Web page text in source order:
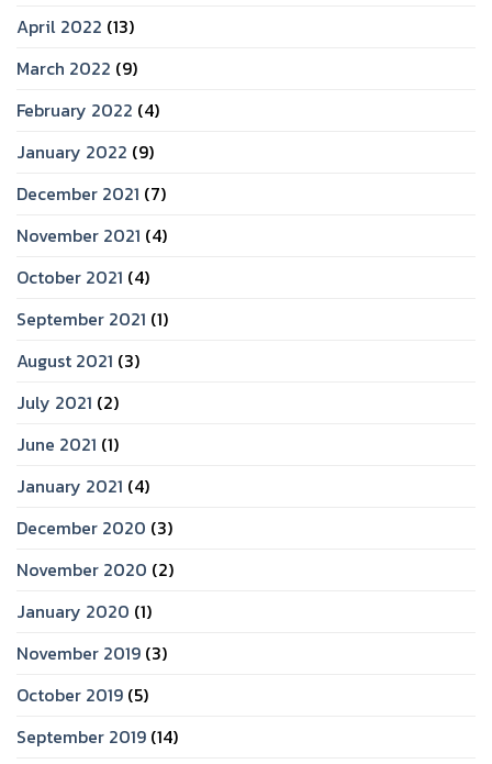
April 2022 (13)
March 2022 (9)
February 2022 (4)
January 2022 (9)
December 2021 (7)
November 2021 (4)
October 2021 (4)
September 2021 (1)
August 2021 (3)
July 2021 (2)
June 2021 (1)
January 2021 (4)
December 2020 (3)
November 2020 (2)
January 2020 (1)
November 2019 (3)
October 2019 (5)
September 2019 (14)